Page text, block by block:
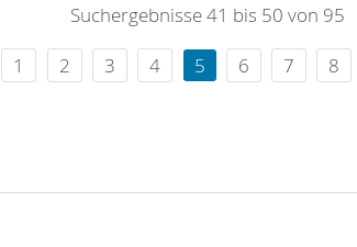
Suchergebnisse 41 bis 50 von 95
1 2 3 4 5 6 7 8